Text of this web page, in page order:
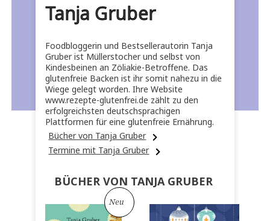
Tanja Gruber
Foodbloggerin und Bestsellerautorin Tanja
Gruber ist Müllerstocher und selbst von
Kindesbeinen an Zöliakie-Betroffene. Das
glutenfreie Backen ist ihr somit nahezu in die
Wiege gelegt worden. Ihre Website
www.rezepte-glutenfrei.de zählt zu den
erfolgreichsten deutschsprachigen
Plattformen für eine glutenfreie Ernährung.
Bücher von Tanja Gruber
Termine mit Tanja Gruber
BÜCHER VON TANJA GRUBER
Neu